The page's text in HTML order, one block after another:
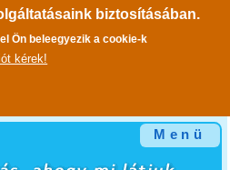
biztosításában.
Ön beleegyezik a cookie-k
kérek!
Menü